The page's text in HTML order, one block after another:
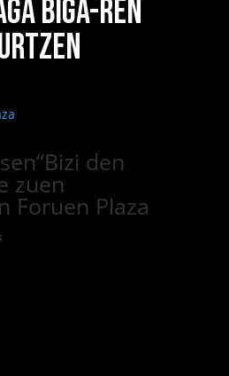
BIGA-REN
den
zuen
Foruen Plaza